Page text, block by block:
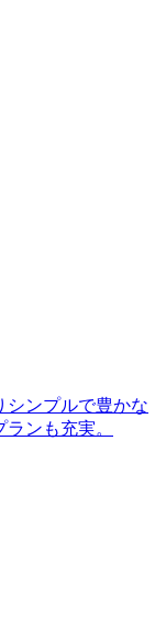
シンプルで豊かな
ンも充実。